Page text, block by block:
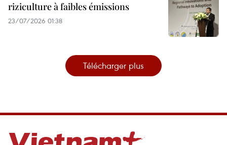
riziculture à faibles émissions
23/07/2026 01:38
Télécharger plus